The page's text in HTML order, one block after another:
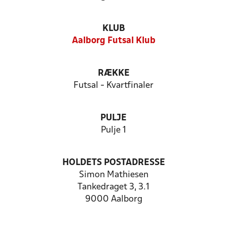
KLUB
Aalborg Futsal Klub
RÆKKE
Futsal - Kvartfinaler
PULJE
Pulje 1
HOLDETS POSTADRESSE
Simon Mathiesen
Tankedraget 3, 3.1
9000 Aalborg